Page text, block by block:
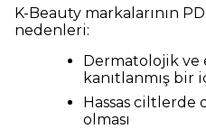
K-Beauty markalarının
nedenleri:
Dermatolojik ve
kanıtlanmış bir
Hassas
olması